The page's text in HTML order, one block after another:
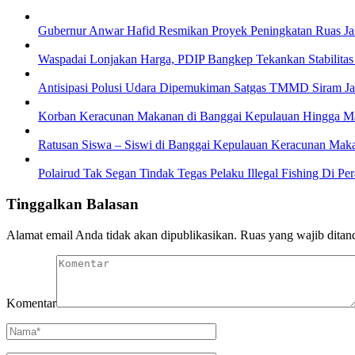
Gubernur Anwar Hafid Resmikan Proyek Peningkatan Ruas
Waspadai Lonjakan Harga, PDIP Bangkep Tekankan Stabilitas
Antisipasi Polusi Udara Dipemukiman Satgas TMMD Siram
Korban Keracunan Makanan di Banggai Kepulauan Hingga
Ratusan Siswa – Siswi di Banggai Kepulauan Keracunan
Polairud Tak Segan Tindak Tegas Pelaku Illegal Fishing Di
Tinggalkan Balasan
Alamat email Anda tidak akan dipublikasikan. Ruas yang wajib
Komentar